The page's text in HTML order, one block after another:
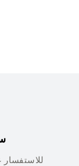
للاستفسار